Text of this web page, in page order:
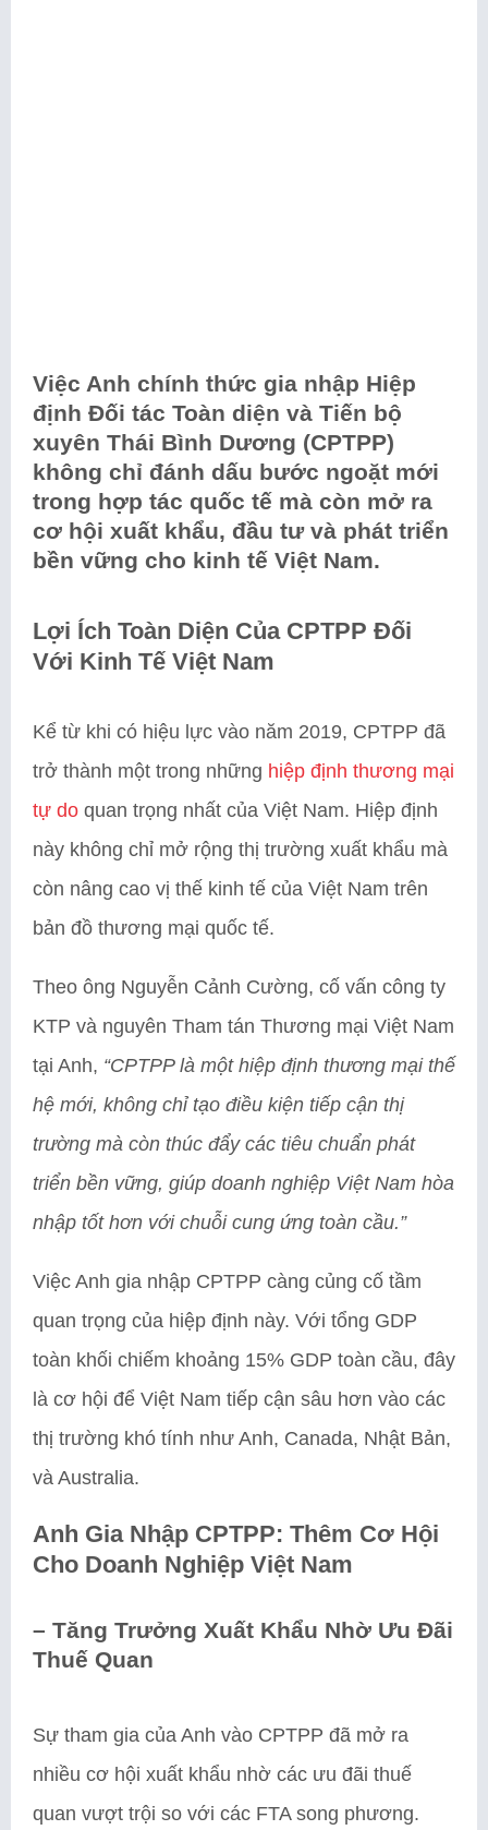
Việc Anh chính thức gia nhập Hiệp
định Đối tác Toàn diện và Tiến bộ
xuyên Thái Bình Dương (CPTPP)
không chỉ đánh dấu bước ngoặt mới
trong hợp tác quốc tế mà còn mở ra
cơ hội xuất khẩu, đầu tư và phát triển
bền vững cho kinh tế Việt Nam.
Lợi Ích Toàn Diện Của CPTPP Đối
Với Kinh Tế Việt Nam
Kể từ khi có hiệu lực vào năm 2019, CPTPP đã
trở thành một trong những hiệp định thương mại
tự do quan trọng nhất của Việt Nam. Hiệp định
này không chỉ mở rộng thị trường xuất khẩu mà
còn nâng cao vị thế kinh tế của Việt Nam trên
bản đồ thương mại quốc tế.
Theo ông Nguyễn Cảnh Cường, cố vấn công ty
KTP và nguyên Tham tán Thương mại Việt Nam
tại Anh, “CPTPP là một hiệp định thương mại thế
hệ mới, không chỉ tạo điều kiện tiếp cận thị
trường mà còn thúc đẩy các tiêu chuẩn phát
triển bền vững, giúp doanh nghiệp Việt Nam hòa
nhập tốt hơn với chuỗi cung ứng toàn cầu.”
Việc Anh gia nhập CPTPP càng củng cố tầm
quan trọng của hiệp định này. Với tổng GDP
toàn khối chiếm khoảng 15% GDP toàn cầu, đây
là cơ hội để Việt Nam tiếp cận sâu hơn vào các
thị trường khó tính như Anh, Canada, Nhật Bản,
và Australia.
Anh Gia Nhập CPTPP: Thêm Cơ Hội
Cho Doanh Nghiệp Việt Nam
– Tăng Trưởng Xuất Khẩu Nhờ Ưu Đãi
Thuế Quan
Sự tham gia của Anh vào CPTPP đã mở ra
nhiều cơ hội xuất khẩu nhờ các ưu đãi thuế
quan vượt trội so với các FTA song phương.